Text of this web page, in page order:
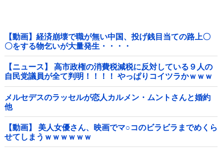
【動画】経済崩壊で職が無い中国、投げ銭目当ての路上〇
〇をする物乞いが大量発生・・・・
【ニュース】 高市政権の消費税減税に反対している９人の
自民党議員が全て判明！！！！ やっぱりコイツラかｗｗｗ
ｗｗ
メルセデスのラッセルが恋人カルメン・ムントさんと婚約
他
【動画】 美人女優さん、映画でマ○コのビラビラまでめくら
せてしまうｗｗｗｗｗｗ